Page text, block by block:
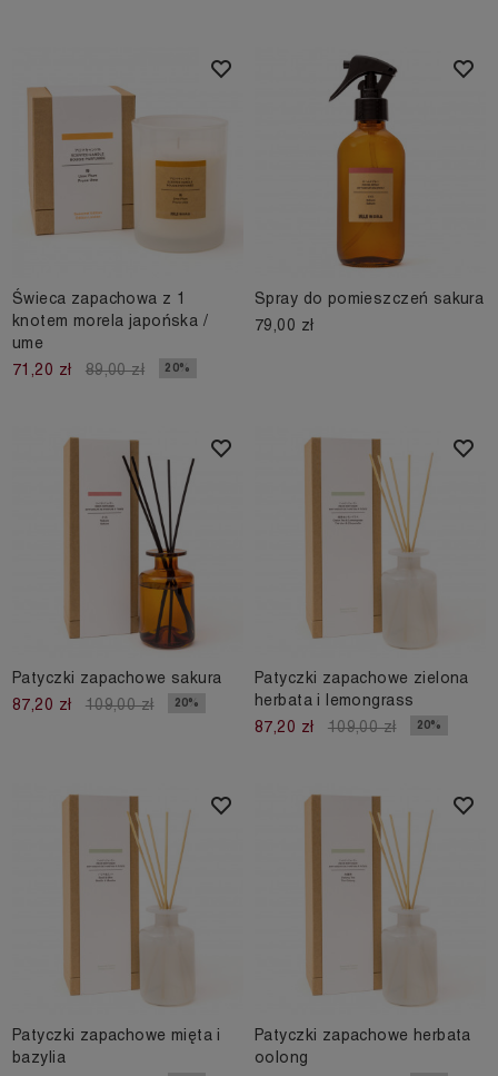
Świeca zapachowa z 1
knotem morela japońska /
ume
71,20 zł
89,00 zł 20%
Spray do pomieszczeń sakura
79,00 zł
Patyczki zapachowe sakura
87,20 zł
109,00 zł 20%
Patyczki zapachowe zielona
herbata i lemongrass
87,20 zł
109,00 zł 20%
Patyczki zapachowe mięta i
bazylia
Patyczki zapachowe herbata
oolong